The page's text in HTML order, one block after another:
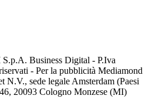
S.p.A. Business Digital - P.Iva
- Per la pubblicità Mediamond
sede legale Amsterdam (Paesi
20093 Cologno Monzese (MI)